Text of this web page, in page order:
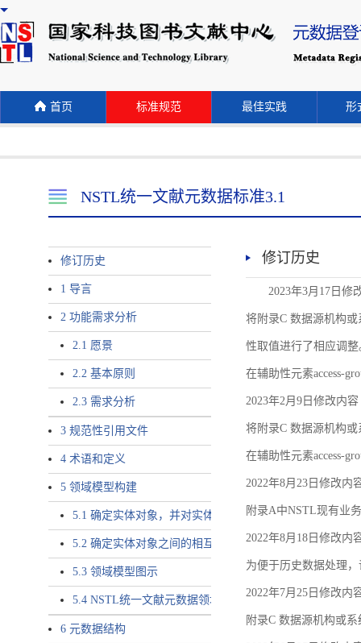
首页 标准规范 最佳实践 形
NSTL统一文献元数据标准3.1
修订历史
1 导言
2 功能需求分析
2.1 愿景
2.2 基本原则
2.3 需求分析
3 规范性引用文件
4 术语和定义
5 领域模型构建
5.1 确定实体对象，并对实体对象命名
5.2 确定实体对象之间的相互关系，定义实体对象之间的
5.3 领域模型图示
5.4 NSTL统一文献元数据领域模型的验证
6 元数据结构
修订历史
2023年3月17日修
将附录C 数据源机构或
性取值进行了相应调整
在辅助性元素access-
2023年2月9日修改内容
将附录C 数据源机构或
在辅助性元素access-
2022年8月23日修改内
附录A中NSTL现有业
2022年8月18日修改内
为便于历史数据处理
2022年7月25日修改内
附录C 数据源机构或